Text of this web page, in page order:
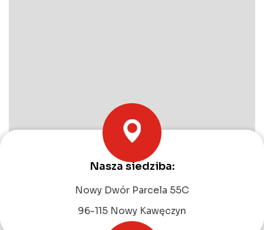
Nasza siedziba:
Nowy Dwór Parcela 55C
96-115 Nowy Kawęczyn